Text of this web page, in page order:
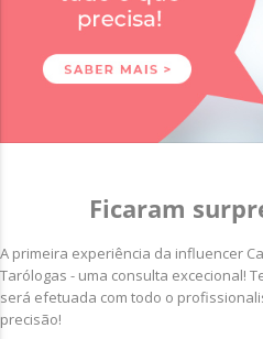
Ficaram
A primeira experiência da influencer
Tarólogas - uma consulta excecional!
será efetuada com todo o
precisão!